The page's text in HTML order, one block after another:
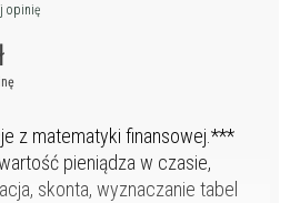
opinię
z matematyki finansowej.***
pieniądza w czasie,
skonta, wyznaczanie tabel